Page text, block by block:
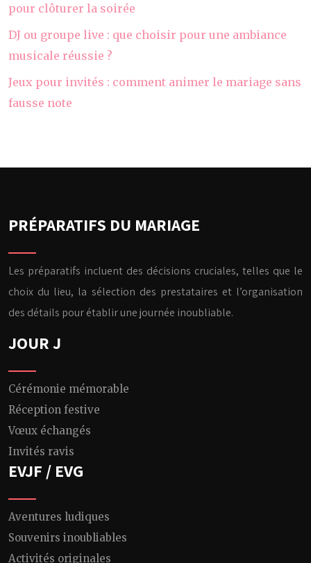
pour clôturer la soirée
DJ ou groupe live : que choisir pour une ambiance
musicale réussie ?
Jeux pour invités : comment animer le mariage sans
fausse note
PRÉPARATIFS DU MARIAGE
Les préparatifs incluent des décisions cruciales, telles que le
choix du lieu, la sélection des prestataires et l’organisation
des détails pour établir une journée inoubliable.
JOUR J
Cérémonie mémorable
Réception festive
Vœux échangés
Invités ravis
EVJF / EVG
Aventures ludiques
Souvenirs inoubliables
Activités originales